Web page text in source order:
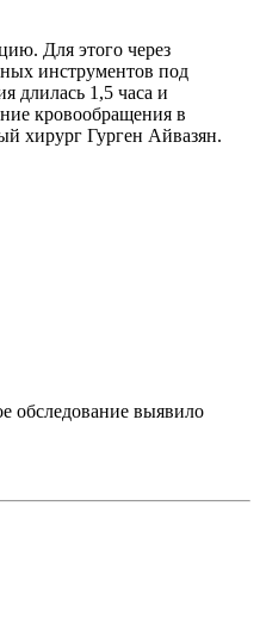
Для этого через
инструментов под
длилась 1,5 часа и
кровообращения в
хирург Гурген Айвазян.
обследование выявило